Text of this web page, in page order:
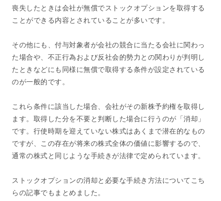
喪失したときは会社が無償でストックオプションを取得する
ことができる内容とされていることが多いです。
その他にも、付与対象者が会社の競合に当たる会社に関わっ
た場合や、不正行為および反社会的勢力との関わりが判明し
たときなどにも同様に無償で取得する条件が設定されている
のが一般的です。
これら条件に該当した場合、会社がその新株予約権を取得し
ます。取得した分を不要と判断した場合に行うのが「消却」
です。行使時期を迎えていない株式はあくまで潜在的なもの
ですが、この存在が将来の株式全体の価値に影響するので、
通常の株式と同じような手続きが法律で定められています。
ストックオプションの消却と必要な手続き方法についてこち
らの記事でもまとめました。